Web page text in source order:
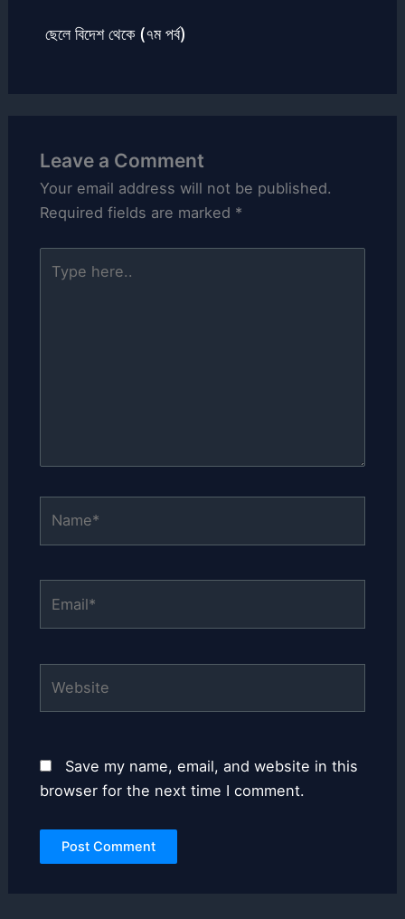
ছেলে বিদেশ থেকে (৭ম পর্ব)
Leave a Comment
Your email address will not be published.
Required fields are marked *
here..
Save my name, email, and website in this
browser for the next time I comment.